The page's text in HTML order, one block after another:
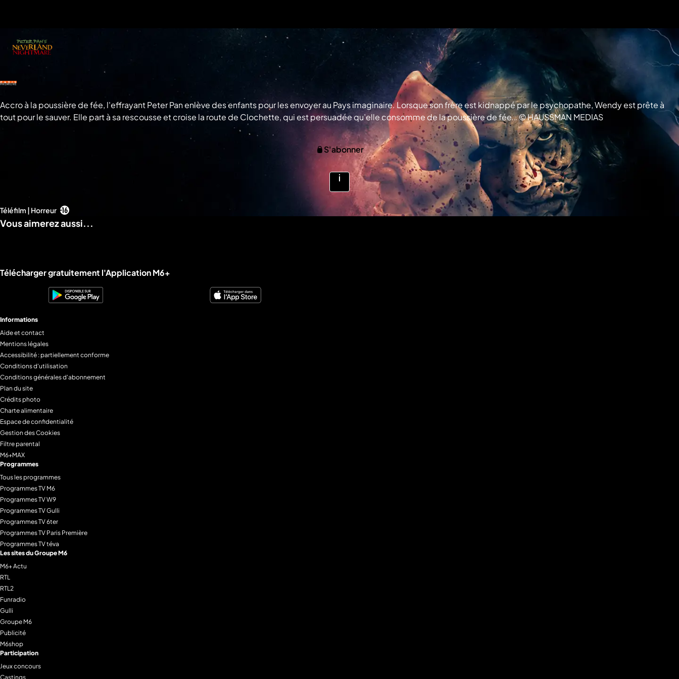
Accro à la poussière de fée, l'effrayant Peter Pan enlève des enfants pour les envoyer au Pays imaginaire. Lorsque son frère est kidnappé par le psychopathe, Wendy est prête à
tout pour le sauver. Elle part à sa rescousse et croise la route de Clochette, qui est persuadée qu’elle consomme de la poussière de fée… © HAUSSMAN MEDIAS
S'abonner
Voir
plus
d'infos
Téléfilm | Horreur
Vous aimerez aussi...
Liens utiles M6+.
Télécharger gratuitement l'Application M6+
Informations
Aide et contact
Mentions légales
Accessibilité : partiellement conforme
Conditions d'utilisation
Conditions générales d'abonnement
Plan du site
Crédits photo
Charte alimentaire
Espace de confidentialité
Gestion des Cookies
Filtre parental
M6+MAX
Programmes
Tous les programmes
Programmes TV M6
Programmes TV W9
Programmes TV Gulli
Programmes TV 6ter
Programmes TV Paris Première
Programmes TV téva
Les sites du Groupe M6
M6+ Actu
RTL
RTL2
Funradio
Gulli
Groupe M6
Publicité
M6shop
Participation
Jeux concours
Castings